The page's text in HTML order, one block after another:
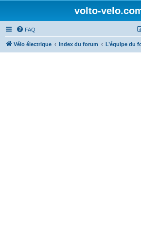
volto-
FAQ
Vélo électrique Index du forum L’équipe du